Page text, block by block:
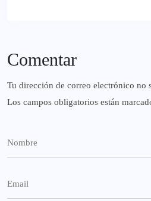
Comentar
Tu dirección de correo electrónico no
Los campos obligatorios están